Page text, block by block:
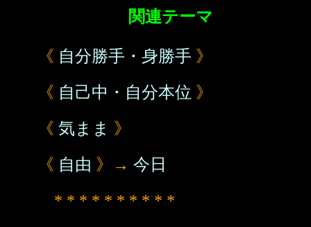
関連テーマ
《 自分勝手・身勝手 》
《 自己中・自分本位 》
《 気まま 》
《 自由 》→ 今日
* * * * * * * * * *